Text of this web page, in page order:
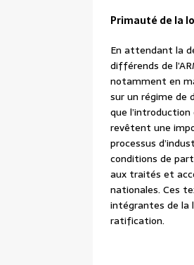
Primauté de la
En attendant la
différends de
notamment en
sur un régime de
que
revêtent une
processus
conditions de
aux traités et
nationales. Ces
intégrantes de la
ratification.